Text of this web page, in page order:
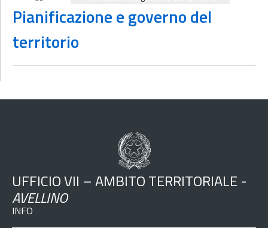
Pianificazione e governo del
territorio
UFFICIO VII – AMBITO TERRITORIALE -
AVELLINO
INFO